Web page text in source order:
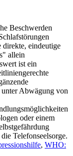
Beschwerden
direkte, eindeutige
allein
ist ein
Abwägung von
oder einem
Telefonseelsorge.
, WHO: